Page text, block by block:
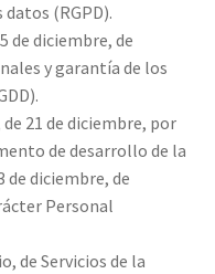
(RGPD).
de diciembre, de
y garantía de los
21 de diciembre, por
de desarrollo de la
de diciembre, de
Personal
de Servicios de la